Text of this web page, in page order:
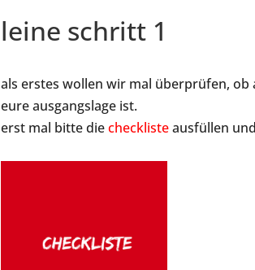
leine schritt 1
als erstes wollen wir mal überprüfen,
eure ausgangslage ist.
erst mal bitte diecheckliste ausfüllen